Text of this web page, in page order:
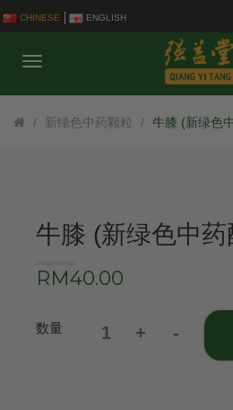
CHINESE ENGLISH
新绿色中药颗粒 牛膝 (新绿色
牛膝 (新绿色中
RM40.00
数量